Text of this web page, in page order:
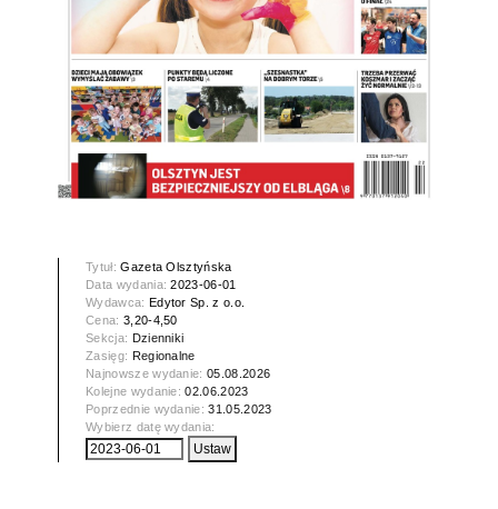
Tytuł:Gazeta Olsztyńska
Data wydania:2023-06-01
Wydawca: Edytor Sp. z o.o.
Cena: 3,20-4,50
Sekcja: Dzienniki
Zasięg: Regionalne
Najnowsze wydanie:05.08.2026
Kolejne wydanie:02.06.2023
Poprzednie wydanie:31.05.2023
Wybierz datę wydania: